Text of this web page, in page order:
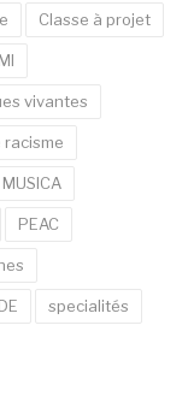
Classe à projet
vivantes
MUSICA
PEAC
specialités